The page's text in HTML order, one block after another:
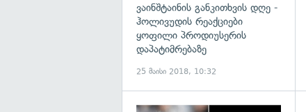
ვაინშტაინის განკითხვის დღე -
ჰოლივუდის რეაქციები
ყოფილი პროდიუსერის
დაპატიმრებაზე
25 მაისი 2018, 10:32